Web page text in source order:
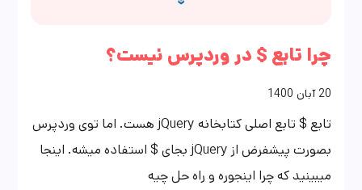
چرا تابع $ در وردپرس نیست؟
20 آبان 1400
تابع $ تابع اصلی کتابخانه jQuery هست. اما توی وردپرس
بصورت پیشفرض از jQuery بجای $ استفاده میشه. اینجا
میبینید که چرا اینجوره و راه حل چیه